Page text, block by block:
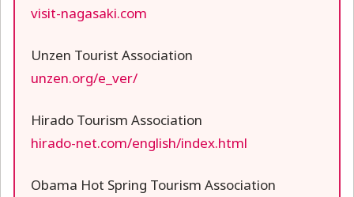
visit-nagasaki.com
Unzen Tourist Association
unzen.org/e_ver/
Hirado Tourism Association
hirado-net.com/english/index.html
Obama Hot Spring Tourism Association